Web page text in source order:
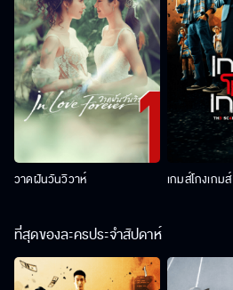
วาดฝันวันวิวาห์ เกมส์โกงเกมส์
ที่สุดของละครประจำสัปดาห์